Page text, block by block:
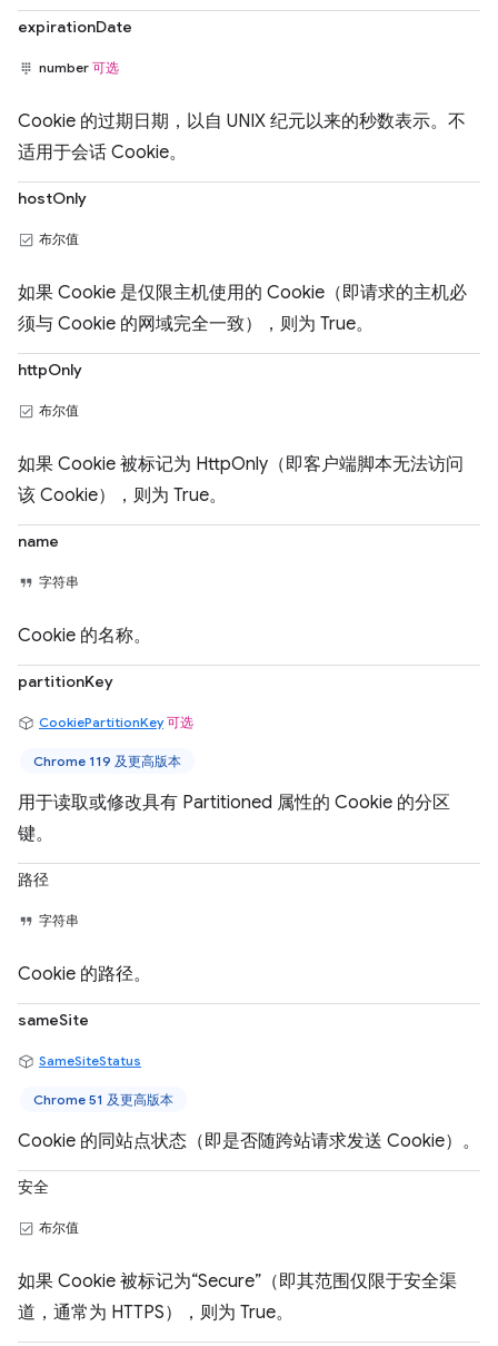
expirationDate
number 可选
Cookie 的过期日期，以自 UNIX 纪元以来的秒数表示。不
适用于会话 Cookie。
hostOnly
布尔值
如果 Cookie 是仅限主机使用的 Cookie（即请求的主机必
须与 Cookie 的网域完全一致），则为 True。
httpOnly
布尔值
如果 Cookie 被标记为 HttpOnly（即客户端脚本无法访问
该 Cookie），则为 True。
name
字符串
Cookie 的名称。
partitionKey
CookiePartitionKey 可选
Chrome 119 及更高版本
用于读取或修改具有 Partitioned 属性的 Cookie 的分区
键。
路径
字符串
Cookie 的路径。
sameSite
SameSiteStatus
Chrome 51 及更高版本
Cookie 的同站点状态（即是否随跨站请求发送 Cookie）。
安全
布尔值
如果 Cookie 被标记为“Secure”（即其范围仅限于安全渠
道，通常为 HTTPS），则为 True。